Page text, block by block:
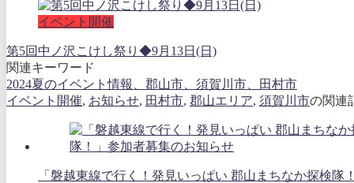
イベント開催
第5回中ノ沢こけし祭り◆9月13日(日)
関連キーワード
2024夏のイベント情報、郡山市、須賀川市、田村市
イベント開催, お知らせ, 田村市, 郡山エリア, 須賀川市の関連
「磐越東線で行く！発見いっぱい 郡山まちなか探検隊